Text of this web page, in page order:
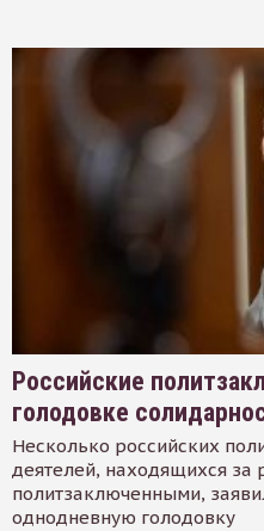
Российские
голодовке
Несколько российских
деятелей, находящихся за
политзаключенными,
однодневную голодовку